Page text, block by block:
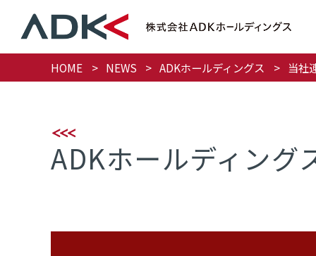
HOME NEWS ADKホールディングス 当社
ADKホールディング